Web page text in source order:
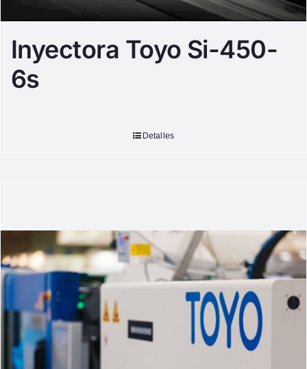
Inyectora Toyo Si-450-
6s
Detalles